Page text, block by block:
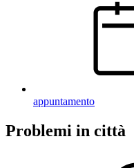
appuntamento
Problemi in città